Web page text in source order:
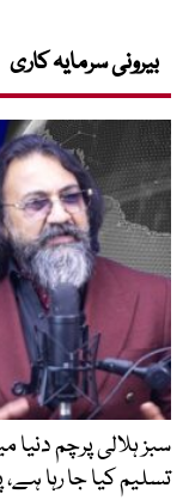
بیرونی سرمایہ کاری
سبز ہلالی پرچم دنیا
تسلیم کیا جا رہا ہے،